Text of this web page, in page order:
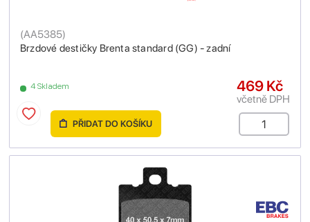
Brzdové destičky Brenta standard (GG) - zadní
(AA5385)
4 Skladem 469 Kč
včetně DPH
PŘIDAT DO KOŠÍKU